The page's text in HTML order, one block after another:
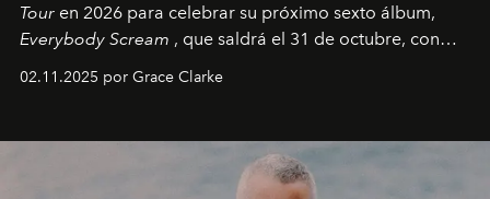
Tour en 2026 para celebrar su próximo sexto álbum,
Everybody Scream , que saldrá el 31 de octubre, con
02.11.2025 por Grace Clarke